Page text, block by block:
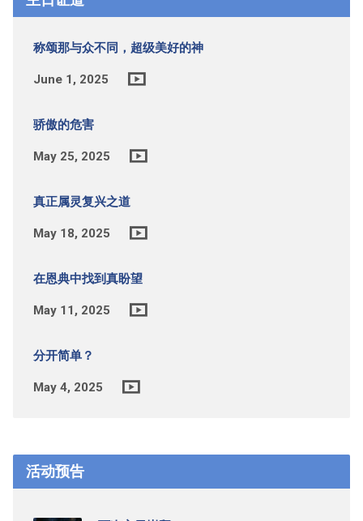
称颂那与众不同，超级美好的神
June 1, 2025
骄傲的危害
May 25, 2025
真正属灵复兴之道
May 18, 2025
在恩典中找到真盼望
May 11, 2025
分开简单？
May 4, 2025
活动预告